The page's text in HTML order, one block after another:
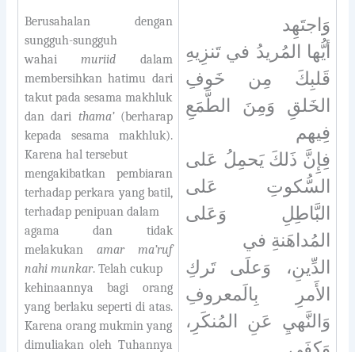
Berusahalan dengan
sungguh-sungguh
wahaimuriid dalam
membersihkan hatimu dari
takut pada sesama makhluk
dandari thama’(berharap
kepada sesama makhluk).
Karena hal tersebut
mengakibatkan pembiaran
terhadap perkara yang batil,
terhadap penipuan dalam
agama dan tidak
melakukan amar ma’ruf
nahi munkar. Telah cukup
kehinaannya bagi orang
yang berlaku seperti di atas.
Karena orang mukmin yang
dimuliakan oleh Tuhannya
وَاجتَهِد
أيُّها المُريدُ في تَنزِيهِ
قَلبِكَ مِن خَوفِ
الخَلقِ وَمِنَ الطَّمَعِ
فِيهم
فِإِنَّ ذَلكَ يَحمِلُ عَلى
السُّكوتِ عَلى
البَّاطِلِ وَعَلى
المُداهَنةِ في
الدِّينِ، وَعلَى تَركِ
الأَمرِ بِالَمعروفِ
وَالنَّهيِ عَنِ المُنكَرِ،